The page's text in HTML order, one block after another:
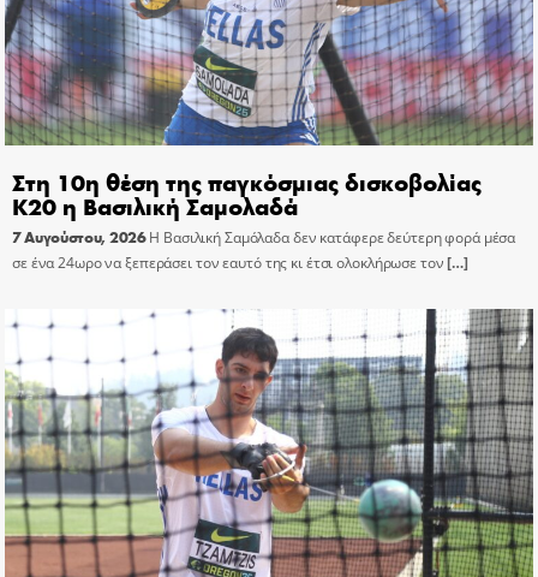
Στη 10η θέση της παγκόσμιας δισκοβολίας
Κ20 η Βασιλική Σαμολαδά
7 Αυγούστου, 2026 Η Βασιλική Σαμόλαδα δεν κατάφερε δεύτερη φορά μέσα
σε ένα 24ωρο να ξεπεράσει τον εαυτό της κι έτσι ολοκλήρωσε τον[…]